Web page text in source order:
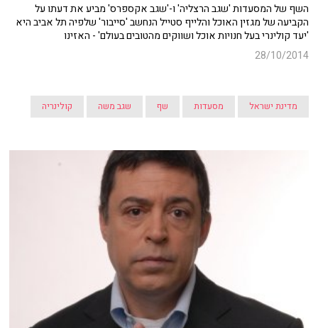
השף של המסעדות 'שגב הרצליה' ו-'שגב אקספרס' מביע את דעתו על
הקביעה של מגזין האוכל והלייף סטייל הנחשב 'סייבור' שלפיה תל אביב היא
'יעד קולינרי בעל חנויות אוכל ושווקים מהטובים בעולם' - האזינו
28/10/2014
מדינת ישראל מסעדות שף שגב משה קולינריה